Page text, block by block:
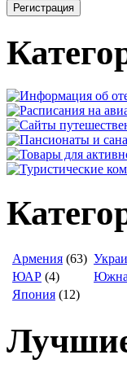
Армения (63)
ЮАР (4)
Япония (12)